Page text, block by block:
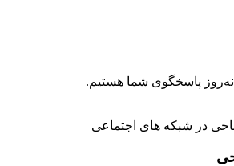
در شبکه های اجتماعی